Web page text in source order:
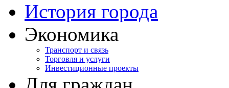
История города
Экономика
Транспорт и связь
Торговля и услуги
Инвестиционные проекты